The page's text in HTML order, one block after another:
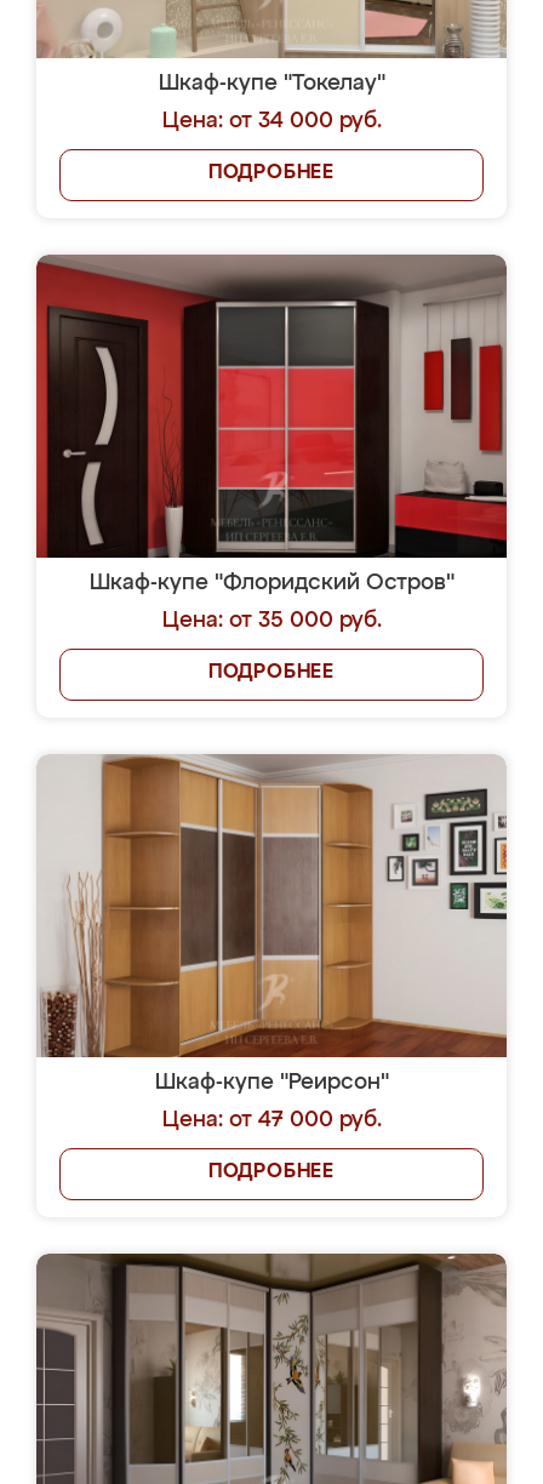
Шкаф-купе "Токелау"
Цена: от 34 000 руб.
ПОДРОБНЕЕ
Шкаф-купе "Флоридский Остров"
Цена: от 35 000 руб.
ПОДРОБНЕЕ
Шкаф-купе "Реирсон"
Цена: от 47 000 руб.
ПОДРОБНЕЕ